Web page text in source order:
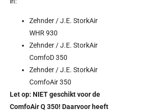
Zehnder / J.E. StorkAir
WHR 930
Zehnder / J.E. StorkAir
ComfoD 350
Zehnder / J.E. StorkAir
ComfoAir 350
Let op: NIET geschikt voor de
ComfoAir Q 350! Daarvoor heeft